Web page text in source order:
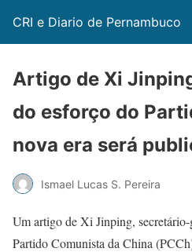
CRI e Diario de Pernambuco
Artigo de Xi
do esforço do
nova era será
Ismael Lucas S. Pereira
Um artigo de Xi Jinping,
Partido Comunista da China